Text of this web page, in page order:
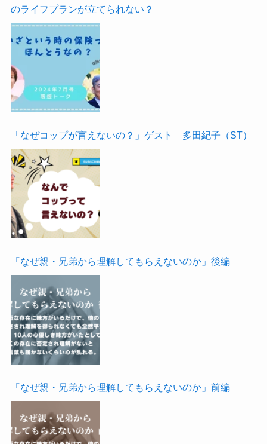
のライフプランが立てられない？
「なぜコップが言えないの？」ゲスト 多田紀子（ST）
「なぜ親・兄弟から理解してもらえないのか」後編
「なぜ親・兄弟から理解してもらえないのか」前編